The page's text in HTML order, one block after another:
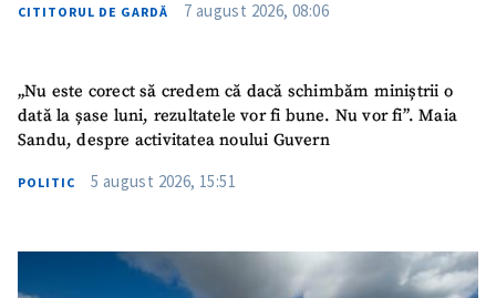
CITITORUL DE GARDĂ 7 august 2026, 08:06
„Nu este corect să credem că dacă schimbăm miniștrii o
dată la șase luni, rezultatele vor fi bune. Nu vor fi”. Maia
Sandu, despre activitatea noului Guvern
POLITIC 5 august 2026, 15:51
TRIMITE ȘTIREA